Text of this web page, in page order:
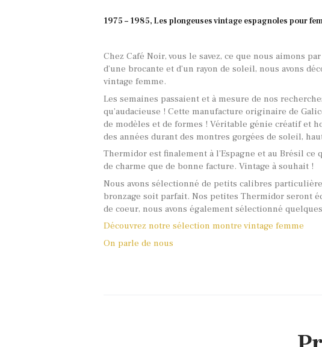
1975 – 1985, Les plongeuses vintage espagnoles pour
Chez Café Noir, vous le savez, ce que nous aimons
d’une brocante et d’un rayon de soleil, nous avons
vintage femme.
Les semaines passaient et à mesure de nos
qu’audacieuse ! Cette manufacture originaire de
de modèles et de formes ! Véritable génie créatif et
des années durant des montres gorgées de soleil,
Thermidor est finalement à l’Espagne et au Brésil
de charme que de bonne facture. Vintage à souhait !
Nous avons sélectionné de petits calibres
bronzage soit parfait. Nos petites Thermidor seront
de coeur, nous avons également sélectionné
Découvrez notre sélection montre vintage femme
On parle de nous